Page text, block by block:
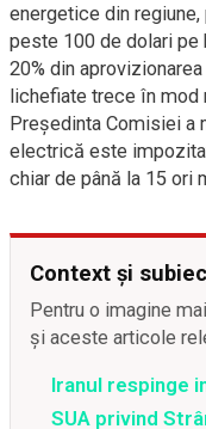
energetice din
peste 100 de dolari
20% din
lichefiate trece în mod
Președinta Comisiei a
electrică este
chiar de până la 15 ori
Context și
Pentru o imagine
și aceste articole
Iranul respinge
SUA privind